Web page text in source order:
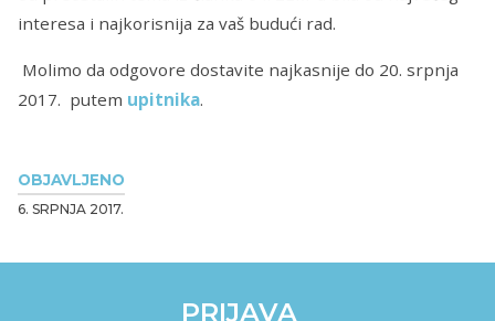
OBJAVLJENO
6. SRPNJA 2017.
interesa i najkorisnija za vaš budući rad.
Molimo da odgovore dostavite najkasnije do 20. srpnja
2017. putem upitnika.
PRIJAVA